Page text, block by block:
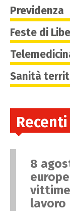
Previdenza
Feste di
Sanità
Recenti
8
lavoro